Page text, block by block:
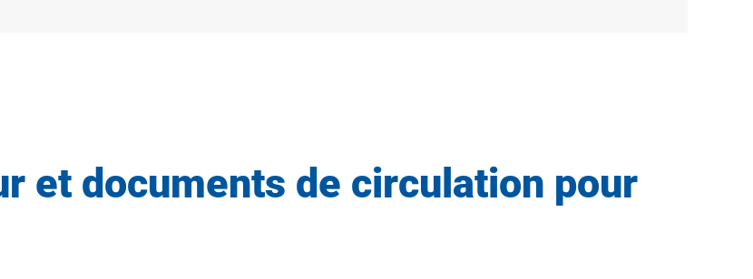
et documents de circulation pour